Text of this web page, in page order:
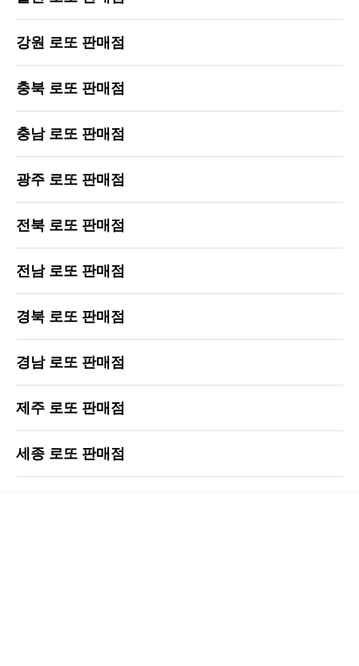
강원 로또 판매점
충북 로또 판매점
충남 로또 판매점
광주 로또 판매점
전북 로또 판매점
전남 로또 판매점
경북 로또 판매점
경남 로또 판매점
제주 로또 판매점
세종 로또 판매점